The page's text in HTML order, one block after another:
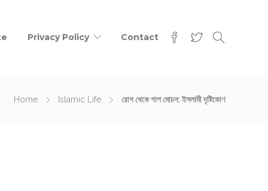
Privacy Policy Contact
Home Islamic Life রোগ থেকে পাপ মোচন: ইসলামী দৃষ্টিকোণ